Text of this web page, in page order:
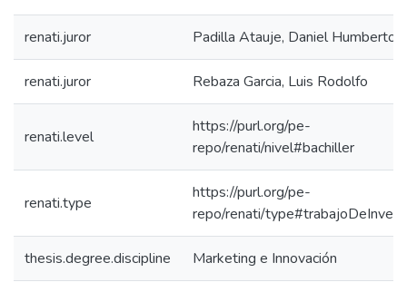
renati.juror Padilla Atauje, Daniel Humberto
renati.juror Rebaza Garcia, Luis Rodolfo
renati.level
https://purl.org/pe-
repo/renati/nivel#bachiller
renati.type
https://purl.org/pe-
repo/renati/
thesis.degree.discipline Marketing e Innovación